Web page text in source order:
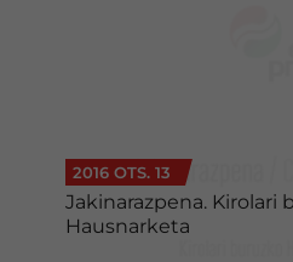
2016 OTS. 13
Jakinarazpena. Kirolari
Hausnarketa